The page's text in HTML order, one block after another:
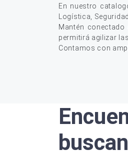
En nuestro
Logística,
Mantén
permitirá agilizar
Contamos con